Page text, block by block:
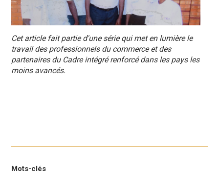
Cet article fait partie d'une série qui met en lumière le
travail des professionnels du commerce et des
partenaires du Cadre intégré renforcé dans les pays les
moins avancés.
Mots-clés